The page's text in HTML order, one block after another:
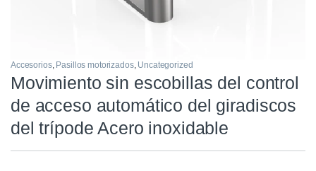
Accesorios, Pasillos motorizados, Uncategorized
Movimiento sin escobillas del control
de acceso automático del giradiscos
del trípode Acero inoxidable